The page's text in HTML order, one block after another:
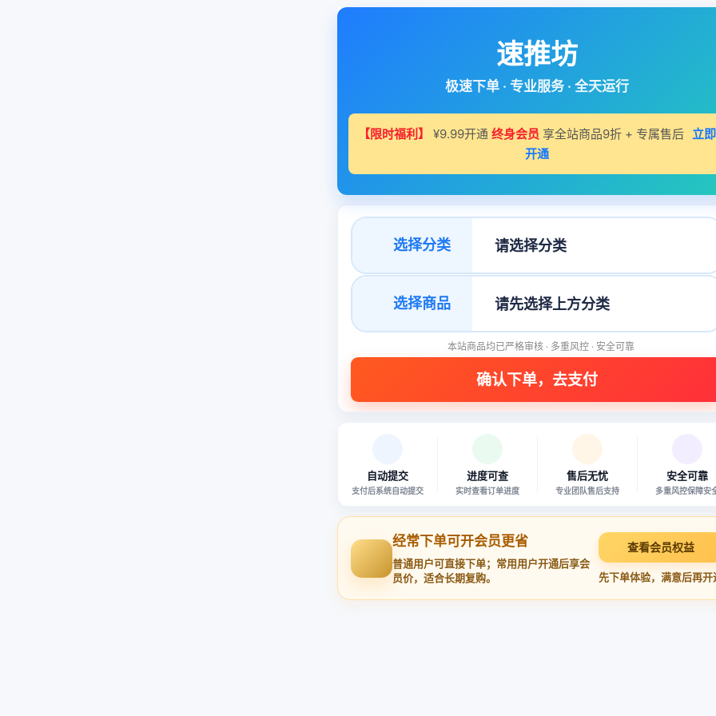
速推坊
极速下单 · 专业服务 · 全天运行
【限时福利】 ¥9.99开通 终身会员 享全站商品9折 + 专属售后 立即
开通
选择分类
选择商品
本站商品均已严格审核 · 多重风控 · 安全可靠
自动提交
支付后系统自动提交
进度可查
实时查看订单进度
售后无忧
专业团队售后支持
安全可靠
多重风控保障安
经常下单可开会员更省
普通用户可直接下单；常用用户开通后享会
员价，适合长期复购。
查看会员权益
先下单体验，满意后再开